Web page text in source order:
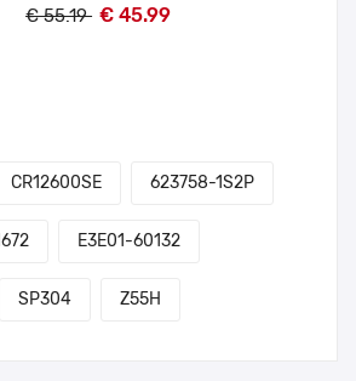
€ 55.19 € 45.99
CR12600SE 623758-1S2P
E3E01-60132
SP304 Z55H